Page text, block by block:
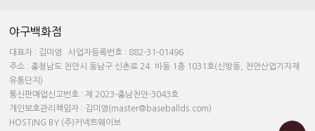
야구백화점
대표자 : 김미영 사업자등록번호 : 882-31-01496
주소 : 충청남도 천안시 동남구 신촌로 24. 바동 1층 1031호(신방동, 천안산업기자재
유통단지)
통신판매업신고번호 : 제 2023-충남천안-3043호
개인보호관리책임자 : 김미영(master@baseballds.com)
HOSTING BY (주)커넥트웨이브